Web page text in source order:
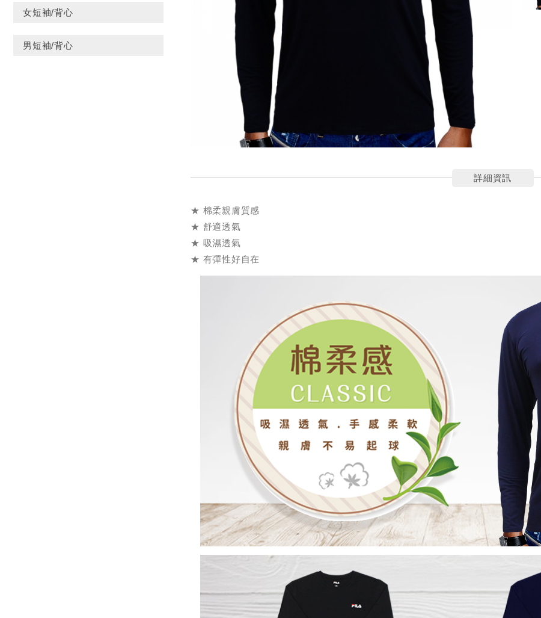
女短袖/背心
男短袖/背心
詳細資訊
★ 棉柔親膚質感
★ 舒適透氣
★ 吸濕透氣
★ 有彈性好自在